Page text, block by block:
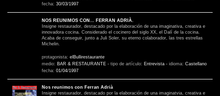
fecha: 30/03/1997
NOS REUNIMOS CON… FERRAN ADRIÀ.
Insigne restaurador, destacado por la elaboración de una imaginativa, creativa e
innovadora cocina. Considerado el cocinero del siglo XX, el Dalí de la cocina.
Acaba de conseguir, junto a Juli Soler, su eterno colaborador, las tres estrellas
Michelin.
protagonista: elBullirestaurante
medio: BAR & RESTAURANTE - tipo de artículo: Entrevista - idioma: Castellano
fecha: 01/04/1997
Nos reunimos con Ferran Adrià
Insigne restaurador, destacado por la elaboración de una imaginatvia, creativa e